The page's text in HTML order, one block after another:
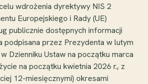
wdrożenia dyrektywy NIS 2
Europejskiego i Rady (UE)
publicznie dostępnych informacji
podpisana przez Prezydenta w lutym
Dzienniku Ustaw na początku marca
na początku kwietnia 2026 r., z
12-miesięcznymi) okresami